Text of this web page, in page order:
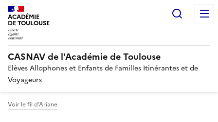
ACADÉMIE
DE TOULOUSE
CASNAV de l'Académie de Toulouse
Elèves Allophones et Enfants de Familles Itinérantes et de
Voyageurs
Voir le fil d’Ariane